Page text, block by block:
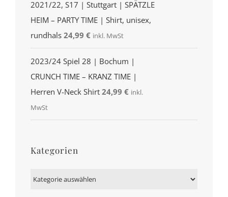
2021/22, S17 | Stuttgart | SPÄTZLE
HEIM – PARTY TIME | Shirt, unisex,
rundhals 24,99 € inkl. MwSt
2023/24 Spiel 28 | Bochum |
CRUNCH TIME – KRANZ TIME |
Herren V-Neck Shirt 24,99 € inkl.
MwSt
Kategorien
Kategorien